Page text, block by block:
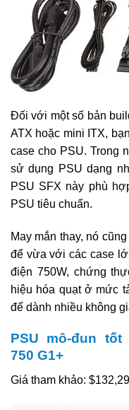
Đối với một số bản
ATX hoặc mini ITX,
case cho PSU. Trong
sử dụng PSU dạng
PSU SFX này phù
PSU tiêu chuẩn.
May mắn thay, nó
để vừa với các case
điện 750W, chứng
hiệu hóa quạt ở mức
để dành nhiều không
PSU mô-đun tốt
750 G1+
Giá tham khảo: